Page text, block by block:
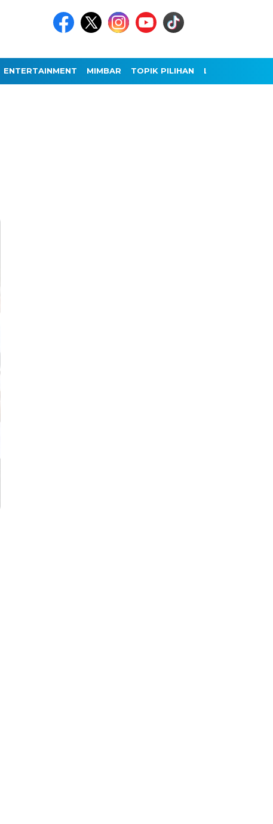
ENTERTAINMENT MIMBAR TOPIK PILIHAN LAINNYA